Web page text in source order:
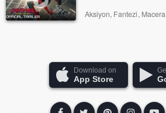
Aksiyon, Fantezi, Macera
Download on
App Store